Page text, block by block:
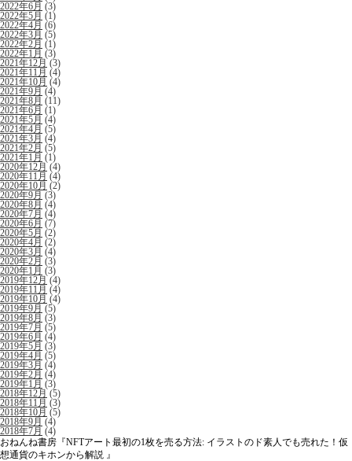
2022年6月 (3)
2022年5月 (1)
2022年4月 (6)
2022年3月 (5)
2022年2月 (1)
2022年1月 (3)
2021年12月(3)
2021年11月 (4)
2021年10月 (4)
2021年9月 (4)
2021年8月 (11)
2021年6月 (1)
2021年5月 (4)
2021年4月 (5)
2021年3月 (4)
2021年2月 (5)
2021年1月 (1)
2020年12月(4)
2020年11月 (4)
2020年10月 (2)
2020年9月 (3)
2020年8月 (4)
2020年7月 (4)
2020年6月 (7)
2020年5月 (2)
2020年4月 (2)
2020年3月 (4)
2020年2月 (3)
2020年1月 (3)
2019年12月(4)
2019年11月 (4)
2019年10月 (4)
2019年9月 (5)
2019年8月 (3)
2019年7月 (5)
2019年6月 (4)
2019年5月 (3)
2019年4月 (5)
2019年3月 (4)
2019年2月 (4)
2019年1月 (3)
2018年12月(5)
2018年11月 (3)
2018年10月 (5)
2018年9月 (4)
2018年7月 (4)
おねんね書房『NFTアート最初の1枚を売る方法: イラストのド素人でも売れた！仮
想通貨のキホンから解説 』